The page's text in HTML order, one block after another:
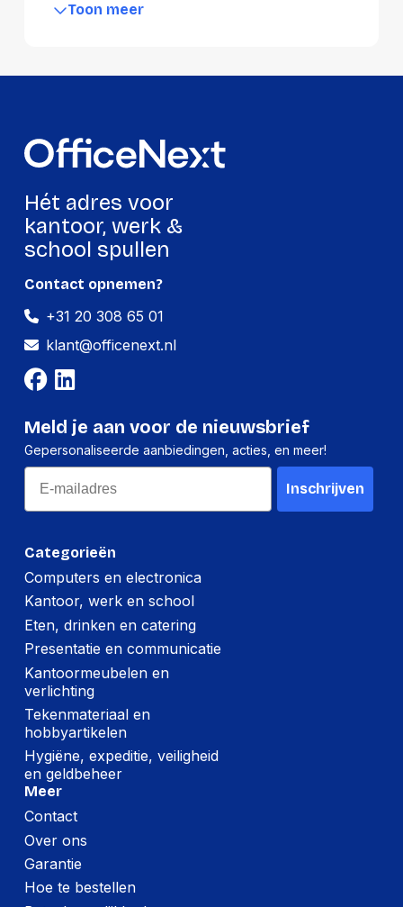
opwarmen, ontdooien en bereiden van
Vandaag besteld betekent in veel gevallen
morgen geleverd.
Toon meer
Hét adres voor
kantoor, werk &
school spullen
Categorieën
Computers en electronica
Kantoor, werk en school
Eten, drinken en catering
Presentatie en communicatie
Kantoormeubelen en
verlichting
Tekenmateriaal en
hobbyartikelen
Hygiëne, expeditie, veiligheid
en geldbeheer
Meer
Contact
Over ons
Garantie
Hoe te bestellen
Contact opnemen?
+31 20 308 65 01
klant@officenext.nl
Meld je aan voor de nieuwsbrief
Gepersonaliseerde aanbiedingen, acties, en meer!
Email
Inschrijven